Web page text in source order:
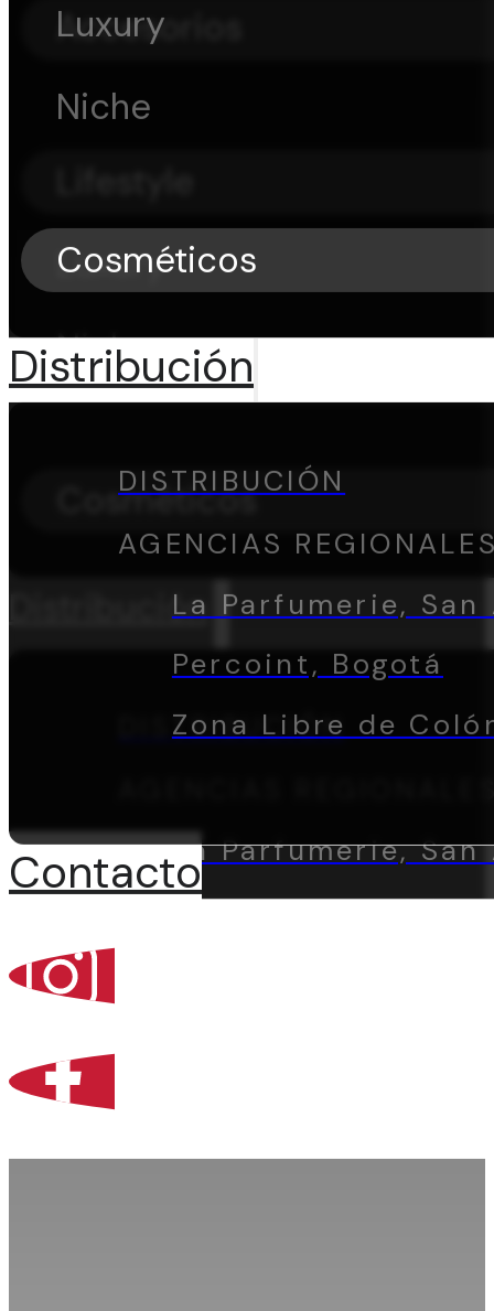
Accesorios
Luxury
Niche
Cosméticos
Distribución
DISTRIBUCIÓN
La Parfumerie,
Percoint, Bogotá
Contacto
Luxury
Niche
Cosméticos
Distribución
DISTRIBUCIÓN
AGENCIAS
La Parfumerie,
Percoint, Bogotá
Zona Libre de
Contacto